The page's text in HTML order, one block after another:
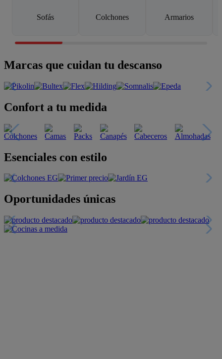
Sofás Colchones Armarios
Marcas que cuidan tu descanso
Confort a tu medida
Esenciales con estilo
Oportunidades únicas